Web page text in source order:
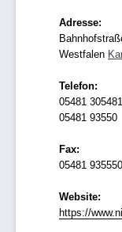
Adresse:
Westfalen
Telefon:
05481
05481 93550
Fax:
05481 935550
Website:
https://